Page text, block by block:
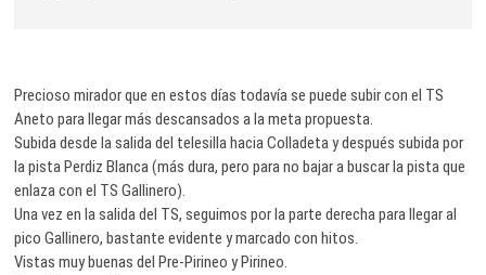
Precioso mirador que en estos días todavía se puede subir con el TS
Aneto para llegar más descansados a la meta propuesta.
Subida desde la salida del telesilla hacia Colladeta y después subida por
la pista Perdiz Blanca (más dura, pero para no bajar a buscar la pista que
enlaza con el TS Gallinero).
Una vez en la salida del TS, seguimos por la parte derecha para llegar al
pico Gallinero, bastante evidente y marcado con hitos.
Vistas muy buenas del Pre-Pirineo y Pirineo.